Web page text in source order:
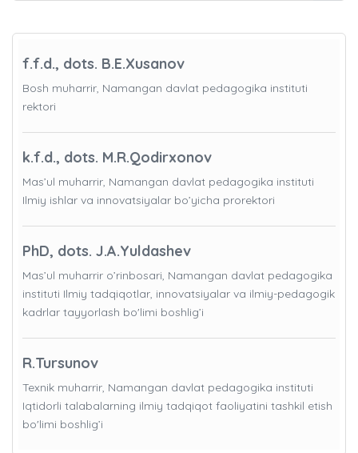
f.f.d., dots. B.E.Xusanov
Bosh muharrir, Namangan davlat pedagogika instituti
rektori
k.f.d., dots. M.R.Qodirxonov
Mas’ul muharrir, Namangan davlat pedagogika instituti
Ilmiy ishlar va innovatsiyalar bo’yicha prorektori
PhD, dots. J.A.Yuldashev
Mas’ul muharrir o’rinbosari, Namangan davlat pedagogika
instituti Ilmiy tadqiqotlar, innovatsiyalar va ilmiy-pedagogik
kadrlar tayyorlash bo'limi boshlig’i
R.Tursunov
Texnik muharrir, Namangan davlat pedagogika instituti
Iqtidorli talabalarning ilmiy tadqiqot faoliyatini tashkil etish
bo'limi boshlig’i